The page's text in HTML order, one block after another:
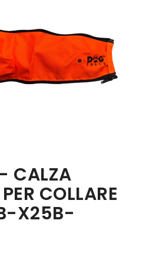
CALZA
COLLARE
X25B-